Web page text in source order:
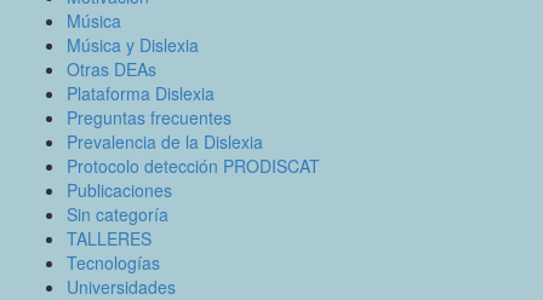
Música
Música y Dislexia
Otras DEAs
Plataforma Dislexia
Preguntas frecuentes
Prevalencia de la Dislexia
Protocolo detección PRODISCAT
Publicaciones
Sin categoría
TALLERES
Tecnologías
Universidades